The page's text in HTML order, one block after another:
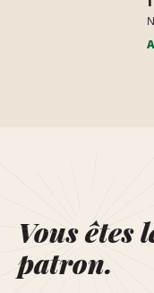
Vous êtes
patron.